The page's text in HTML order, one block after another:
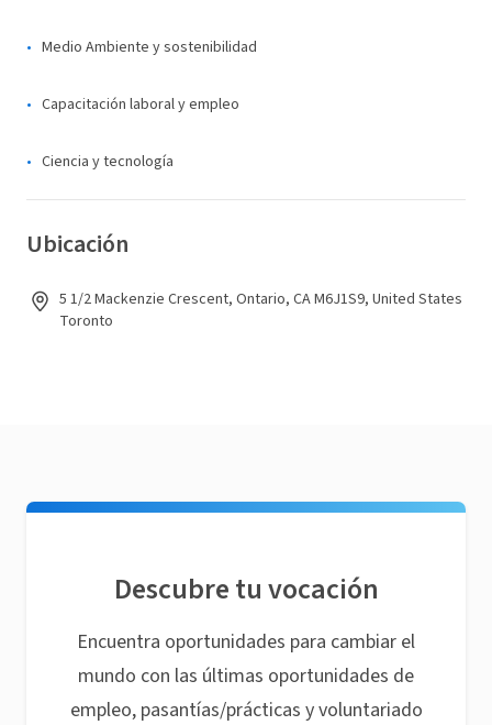
Medio Ambiente y sostenibilidad
Capacitación laboral y empleo
Ciencia y tecnología
Ubicación
5 1/2 Mackenzie Crescent, Ontario, CA M6J1S9, United States
Toronto
Descubre tu vocación
Encuentra oportunidades para cambiar el
mundo con las últimas oportunidades de
empleo, pasantías/prácticas y voluntariado